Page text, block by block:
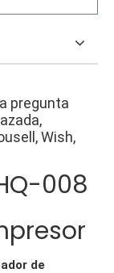
pregunta
Wish,
008
de